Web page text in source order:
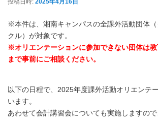
投稿日時:2025年4月16日
※本件は、湘南キャンパスの全課外活動団体
クル）が対象です。
※オリエンテーションに参加できない団体は
まで事前にご相談ください。
以下の日程で、2025年度課外活動オリエンテ
います。
あわせて会計講習会についても実施しますの